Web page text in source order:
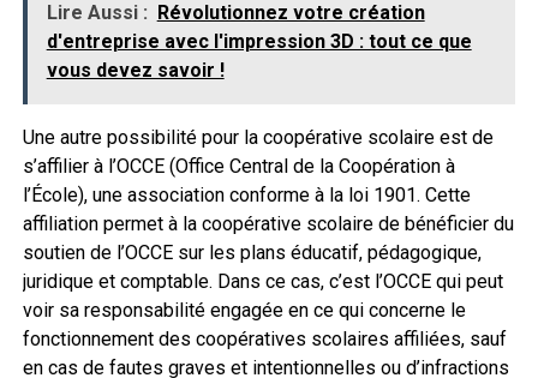
Lire Aussi : Révolutionnez votre création
d'entreprise avec l'impression 3D : tout ce que
vous devez savoir !
Une autre possibilité pour la coopérative scolaire est de
s’affilier à l’OCCE (Office Central de la Coopération à
l’École), une association conforme à la loi 1901. Cette
affiliation permet à la coopérative scolaire de bénéficier du
soutien de l’OCCE sur les plans éducatif, pédagogique,
juridique et comptable. Dans ce cas, c’est l’OCCE qui peut
voir sa responsabilité engagée en ce qui concerne le
fonctionnement des coopératives scolaires affiliées, sauf
en cas de fautes graves et intentionnelles ou d’infractions